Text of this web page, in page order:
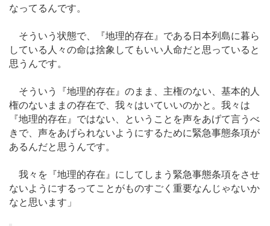
なってるんです。
そういう状態で、『地理的存在』である日本列島に暮ら
している人々の命は捨象してもいい人命だと思っていると
思うんです。
そういう『地理的存在』のまま、主権のない、基本的人
権のないままの存在で、我々はいていいのかと。我々は
『地理的存在』ではない、ということを声をあげて言うべ
きで、声をあげられないようにするために緊急事態条項が
あるんだと思うんです。
我々を『地理的存在』にしてしまう緊急事態条項をさせ
ないようにするってことがものすごく重要なんじゃないか
なと思います」